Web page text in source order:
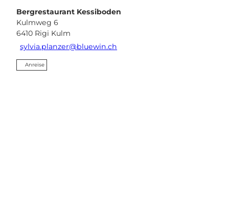
Bergrestaurant Kessiboden
Kulmweg 6
6410 Rigi Kulm
sylvia.planzer@bluewin.ch
Anreise